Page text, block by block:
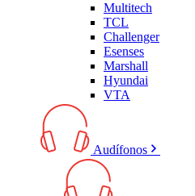
Multitech
TCL
Challenger
Esenses
Marshall
Hyundai
VTA
Audífonos